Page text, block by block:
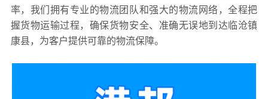
率，我们拥有专业的物流团队和强大的物流网络，全程把
握货物运输过程，确保货物安全、准确无误地到达临沧镇
康县，为客户提供可靠的物流保障。